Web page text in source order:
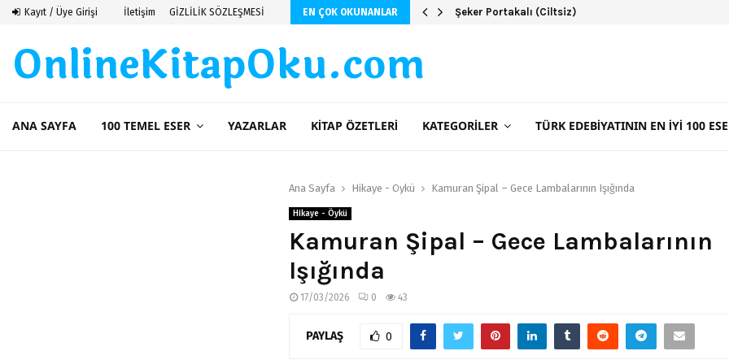
Kayıt / Üye Girişi İletişim GİZLİLİK SÖZLEŞMESİ EN ÇOK OKUNANLAR
Saint Exupery Şeker Portakalı (Ciltsiz)
OnlineKitapOku.com
ANA SAYFA 100 TEMEL ESER YAZARLAR KITAP ÖZETLERI KATEGORILER TÜRK EDEBIYATININ EN İYI 100
Ana Sayfa Hikaye - Öykü Kamuran Şipal – Gece Lambalarının Işığında
Hikaye - Öykü
Kamuran Şipal – Gece Lambalarının
Işığında
17/03/2026 0 43
PAYLAŞ 0